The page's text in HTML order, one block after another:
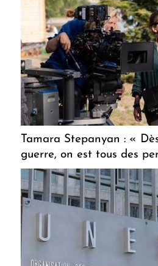
Tamara Stepanyan : «
guerre, on est tous des